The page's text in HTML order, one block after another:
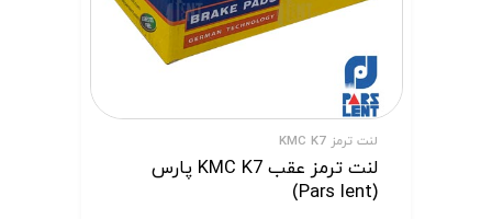
لنت ترمز KMC K7
لنت ترمز عقب KMC K7 پارس
(Pars lent)